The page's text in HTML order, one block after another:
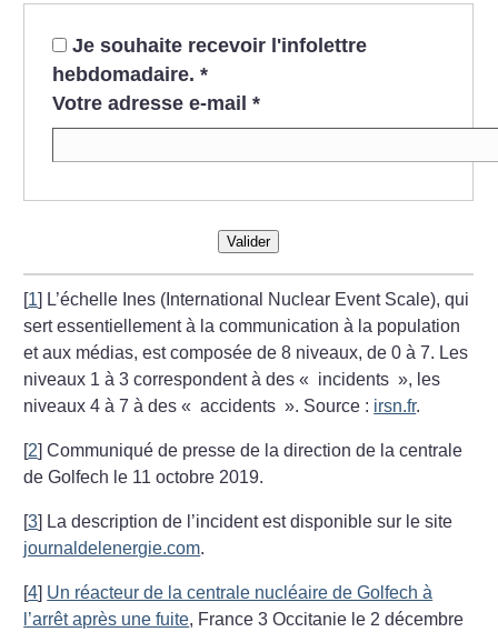
Je souhaite recevoir l'infolettre
hebdomadaire. *
Votre adresse e-mail *
Valider
[1] L’échelle Ines (International Nuclear Event Scale), qui
sert essentiellement à la communication à la population
et aux médias, est composée de 8 niveaux, de 0 à 7. Les
niveaux 1 à 3 correspondent à des « incidents », les
niveaux 4 à 7 à des « accidents ». Source : irsn.fr.
[2]Communiqué de presse de la direction de la centrale
de Golfech le 11 octobre 2019.
[3] La description de l’incident est disponible sur le site
journaldelenergie.com.
[4] Un réacteur de la centrale nucléaire de Golfech à
l’arrêt après une fuite, France 3 Occitanie le 2 décembre